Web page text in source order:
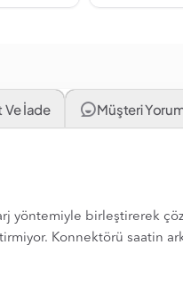
Ve İade Müşteri
birleştirerek
Konnektörü saatin